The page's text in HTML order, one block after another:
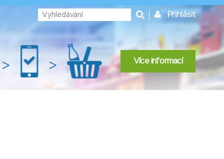
Přihlásit
> > Více informací